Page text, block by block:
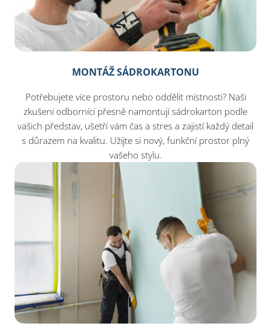
MONTÁŽ SÁDROKARTONU
Potřebujete více prostoru nebo oddělit místnosti? Naši
zkušení odborníci přesně namontují sádrokarton podle
vašich představ, ušetří vám čas a stres a zajistí každý detail
s důrazem na kvalitu. Užijte si nový, funkční prostor plný
vašeho stylu.